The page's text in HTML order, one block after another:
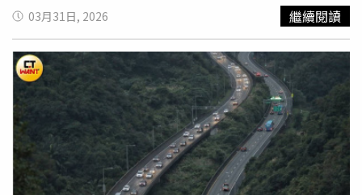
1,001萬人次，較2025年及2019年分別提前約8天及7天。顯
示國際航空客運市場持續穩健成長。為因應連假期間旅運高
峰，機場公司已協同CIQS單位及機場大聯盟完成各項整備
作業，包括加強監控航廈周邊道路、出境驗票口、安檢線、
證照查驗、轉機安檢、入境檢疫等重點區域人流與交通狀
況，並透過航班運量整點人數預報表每小時滾動更新運量預
報，協助相關單位彈性調度人力與設施，提升整體疏運效
率，協助旅客順利通關。為方便旅客掌握時間，機場公司導
入「AI出發安檢人流統計」，於出境驗票口設置預估通關時
間告示牌，以「人像數量」及「顏色燈號」呈現安檢等候情
無論親子同遊或輕旅行皆相當適合，讓旅客在漫遊之中，細
細品味臺南獨有的生活節奏與文化底蘊。他也建議旅客可安
排「住一晚、玩兩天」，甚至「住兩晚、深度旅遊」，放慢
步調，深入體驗城市魅力。觀光旅遊局長林國華表示，根據
連假前10天的抽樣統計，臺南旅宿訂房率已達約八成，部分
飯店更突破九成。由於仍有民眾習慣於假期前夕才安排行
程，加上業者持續接受訂房，預估實際住房率可望進一步提
升。整體而言，臺南連假期間住宿市場表現穩健，觀光熱度
持續升溫。另建議旅客善用「台灣好行」等大眾運輸工具串
聯各大景點，不僅交通便利，也有助於減緩車潮壅塞，提升
03月31日, 2026 繼續閱讀